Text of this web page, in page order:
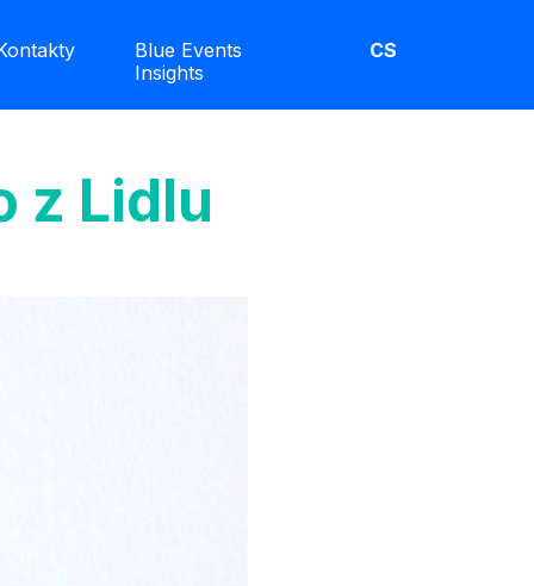
Blue Events
Insights
CS
z Lidlu